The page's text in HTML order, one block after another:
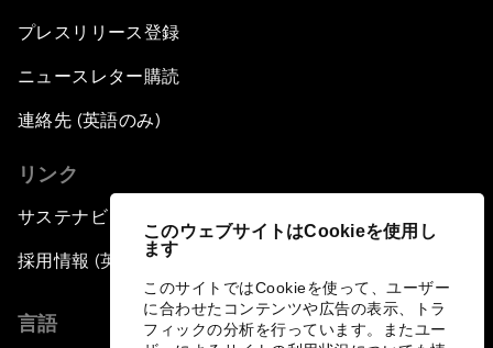
このウェブサイトはCookieを使用し
ます
このサイトではCookieを使って、ユーザー
に合わせたコンテンツや広告の表示、トラ
フィックの分析を行っています。またユー
プレスリリース登録
ニュースレター購読
連絡先 (英語のみ)
リンク
サステナビリティへの取り組み
採用情報 (英語のみ)
言語